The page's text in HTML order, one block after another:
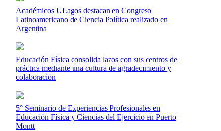
Académicos ULagos destacan en Congreso
Latinoamericano de Ciencia Política realizado en
Argentina
Educación Física consolida lazos con sus centros de
práctica mediante una cultura de agradecimiento y
colaboración
5° Seminario de Experiencias Profesionales en
Educación Física y Ciencias del Ejercicio en Puerto
Montt